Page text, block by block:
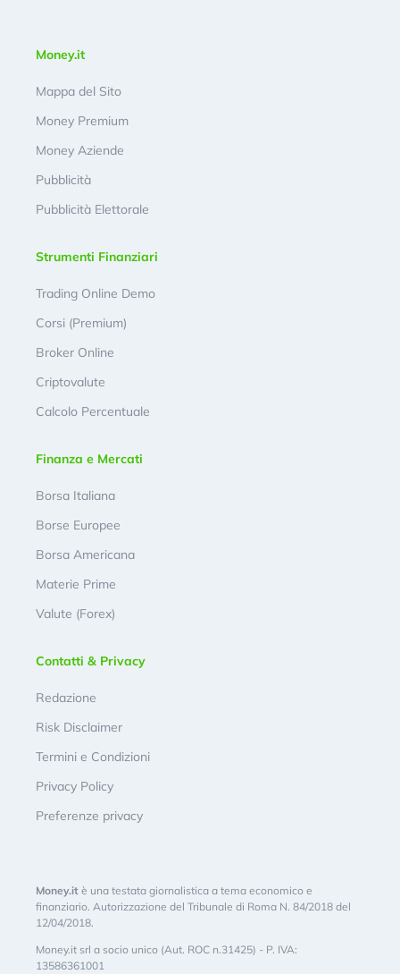
Money.it
Mappa del Sito
Money Premium
Money Aziende
Pubblicità
Pubblicità Elettorale
Strumenti Finanziari
Trading Online Demo
Corsi (Premium)
Broker Online
Criptovalute
Calcolo Percentuale
Finanza e Mercati
Borsa Italiana
Borse Europee
Borsa Americana
Materie Prime
Valute (Forex)
Contatti & Privacy
Redazione
Risk Disclaimer
Termini e Condizioni
Privacy Policy
Preferenze privacy
Money.it è una testata giornalistica a tema economico e
finanziario. Autorizzazione del Tribunale di Roma N. 84/2018 del
12/04/2018.
Money.it srl a socio unico (Aut. ROC n.31425) - P. IVA:
13586361001